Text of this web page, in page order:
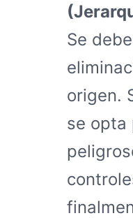
Se
origen.
se opta